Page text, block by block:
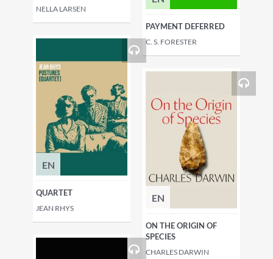
NELLA LARSEN
PAYMENT DEFERRED
C. S. FORESTER
EN
QUARTET
JEAN RHYS
EN
ON THE ORIGIN OF
SPECIES
CHARLES DARWIN